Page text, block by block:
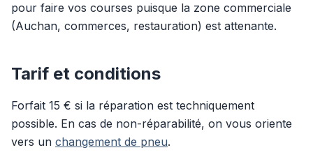
pour faire vos courses puisque la zone commerciale
(Auchan, commerces, restauration) est attenante.
Tarif et conditions
Forfait 15 € si la réparation est techniquement
possible. En cas de non-réparabilité, on vous oriente
vers un changement de pneu.